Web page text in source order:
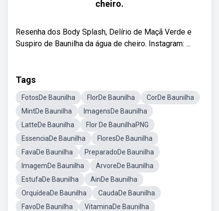
cheiro.
Resenha dos Body Splash, Delírio de Maçã Verde e
Suspiro de Baunilha da água de cheiro. Instagram: ...
Tags
FotosDe Baunilha FlorDe Baunilha
CorDe Baunilha
MintDe Baunilha
ImagensDe Baunilha
LatteDe Baunilha
Flor De BaunilhaPNG
EssenciaDe Baunilha
FloresDe Baunilha
FavaDe Baunilha
PreparadoDe Baunilha
ImagemDe Baunilha
ArvoreDe Baunilha
EstufaDe Baunilha
AinDe Baunilha
OrquídeaDe Baunilha
CaudaDe Baunilha
FavoDe Baunilha
VitaminaDe Baunilha